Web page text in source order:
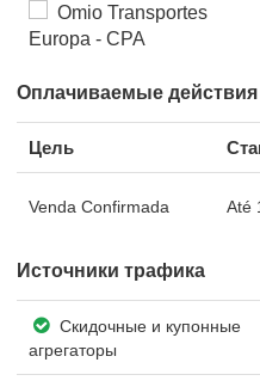
Omio Transportes
Europa - CPA
Оплачиваемые действия
Цель
Venda Confirmada Até
Источники трафика
Скидочные и купонные
агрегаторы